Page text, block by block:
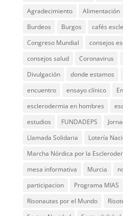
Agradecimiento
Alimentación
Burdeos
Burgos
cafés
Congreso Mundial
consejos
consejos salud
Coronavirus
Divulgación
donde estamos
encuentro
ensayo clínico
esclerodermia en hombres
estudios
FUNDADEPS
Llamada Solidaria
Lotería
Marcha Nórdica por la
mesa informativa
Murcia
participacion
Programa MIAS
Risonautas por el Mundo